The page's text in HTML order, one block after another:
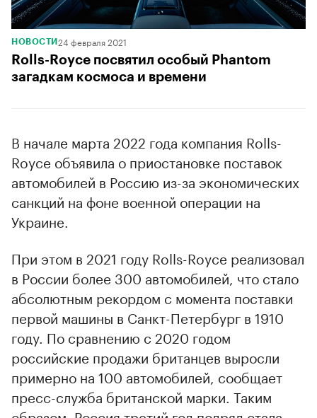
НОВОСТИ 24 февраля 2021
Rolls-Royce посвятил особый Phantom
загадкам космоса и времени
В начале марта 2022 года компания Rolls-
Royce объявила о приостановке поставок
автомобилей в Россию из-за экономических
санкций на фоне военной операции на
Украине.
При этом в 2021 году Rolls-Royce реализовал
в России более 300 автомобилей, что стало
абсолютным рекордом с момента поставки
первой машины в Санкт-Петербург в 1910
году. По сравнению с 2020 годом
российские продажи британцев выросли
примерно на 100 автомобилей, сообщает
пресс-служба британской марки. Таким